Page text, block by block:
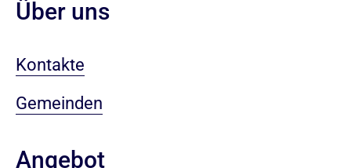
Über uns
Kontakte
Gemeinden
Angebot